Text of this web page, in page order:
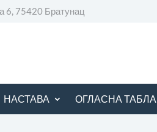
6, 75420 Братунац
НАСТАВА ОГЛАСНА ТАБЛА